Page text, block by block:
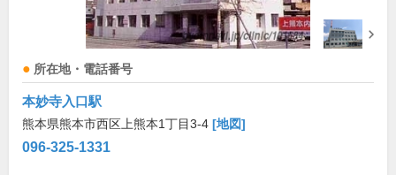
所在地・電話番号
本妙寺入口駅
熊本県熊本市西区上熊本1丁目3-4 [地図]
096-325-1331